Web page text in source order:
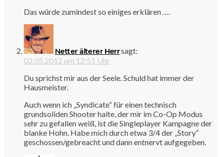
Das würde zumindest so einiges erklären ….
Netter älterer Herrsagt:
02.05.2012 um 12:51 Uhr
Du sprichst mir aus der Seele. Schuld hat immer der
Hausmeister.
Auch wenn ich „Syndicate“ für einen technisch
grundsoliden Shooter halte, der mir im Co-Op Modus
sehr zu gefallen weiß, ist die Singleplayer Kampagne der
blanke Hohn. Habe mich durch etwa 3/4 der „Story“
geschossen/gebreacht und dann entnervt aufgegeben.